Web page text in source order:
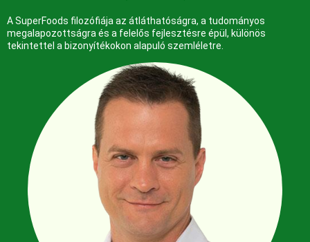
A SuperFoods filozófiája az átláthatóságra, a tudományos
megalapozottságra és a felelős fejlesztésre épül, különös
tekintettel a bizonyítékokon alapuló szemléletre.